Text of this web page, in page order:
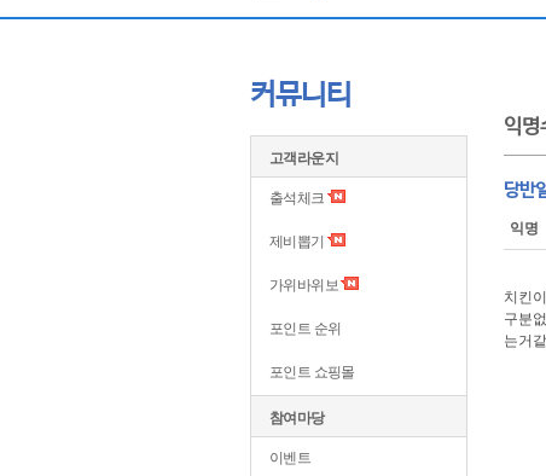
커뮤니티
고객라운지
출석체크
제비뽑기
가위바위보
포인트 순위
포인트 쇼핑몰
참여마당
이벤트
익명
당반
익명
치킨
구분
는거